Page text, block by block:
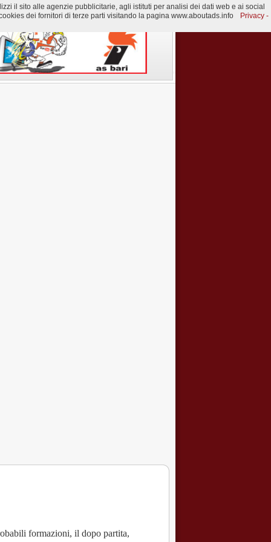
formazioni, il dopo partita,
il sito alle agenzie pubblicitarie, agli istituti per analisi dei dati web e ai social
dei fornitori di terze parti visitando la pagina www.aboutads.info
Privacy -